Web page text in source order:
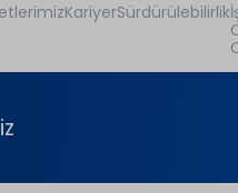
KariyerSürdürülebilirlik